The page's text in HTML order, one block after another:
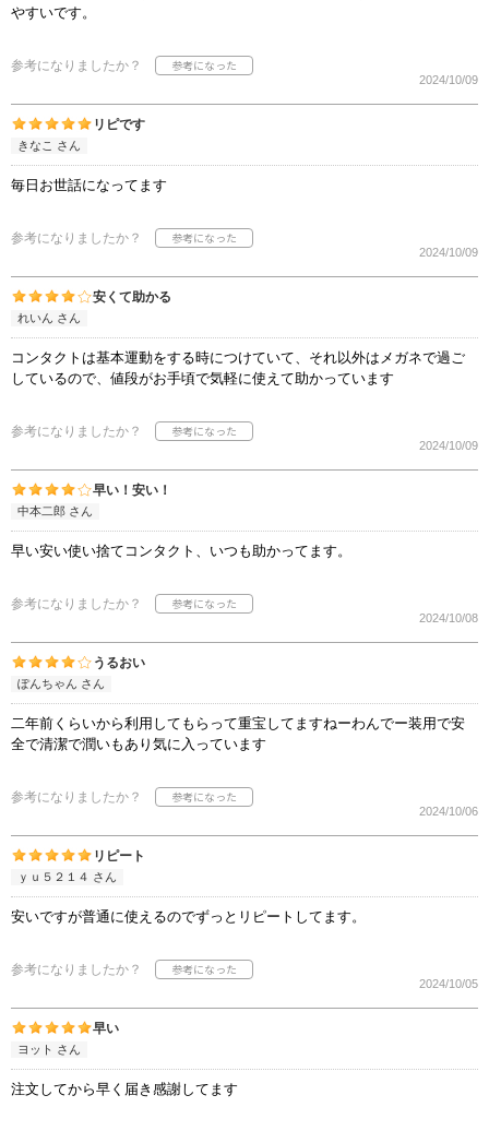
やすいです。
参考になりましたか？
2024/10/09
リピです
きなこ さん
毎日お世話になってます
参考になりましたか？
2024/10/09
安くて助かる
れいん さん
コンタクトは基本運動をする時につけていて、それ以外はメガネで過ご
しているので、値段がお手頃で気軽に使えて助かっています
参考になりましたか？
2024/10/09
早い！安い！
中本二郎 さん
早い安い使い捨てコンタクト、いつも助かってます。
参考になりましたか？
2024/10/08
うるおい
ぽんちゃん さん
二年前くらいから利用してもらって重宝してますねーわんでー装用で安
全で清潔で潤いもあり気に入っています
参考になりましたか？
2024/10/06
リピート
ｙｕ５２１４ さん
安いですが普通に使えるのでずっとリピートしてます。
参考になりましたか？
2024/10/05
早い
ヨット さん
注文してから早く届き感謝してます